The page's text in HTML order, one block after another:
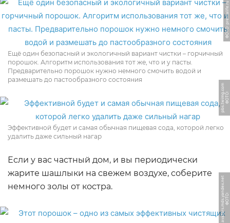
ФОТО: premalife.ru
Ещё один безопасный и экологичный вариант чистки – горчичный
порошок. Алгоритм использования тот же, что и у пасты.
Предварительно порошок нужно немного смочить водой и
размешать до пастообразного состояния
Ф
О
Т
О:
p
b
s.
t
wi
m
g.
c
o
m
Эффективной будет и самая обычная пищевая сода, которой легко
удалить даже сильный нагар
Если у вас частный дом, и вы периодически
жарите шашлыки на свежем воздухе, соберите
немного золы от костра.
Ф
О
Т
О:
a
v
a
t
a
r
s.
m
d
s.
y
a
n
d
e
x.
n
e
t